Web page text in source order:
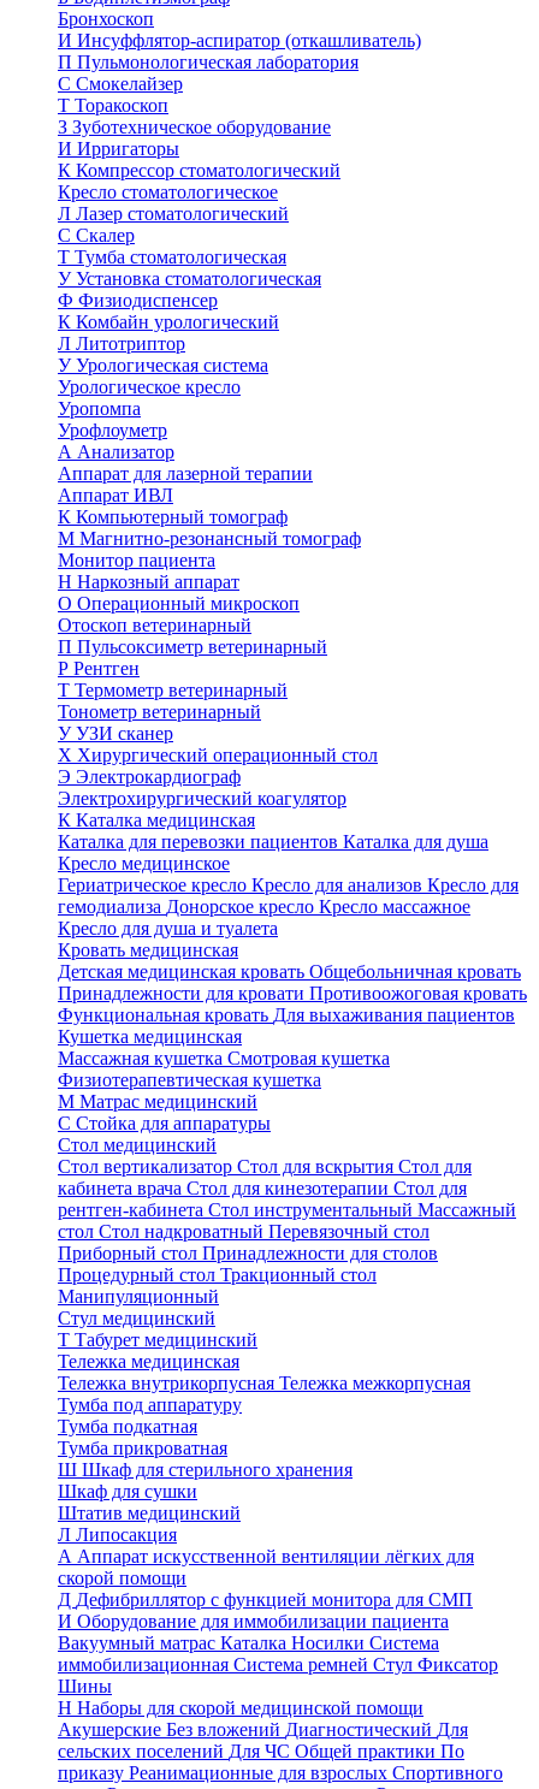
Бронхоскоп
И Инсуффлятор-аспиратор (откашливатель)
П Пульмонологическая лаборатория
С Смокелайзер
Т Торакоскоп
З Зуботехническое оборудование
И Ирригаторы
К Компрессор стоматологический
Кресло стоматологическое
Л Лазер стоматологический
С Скалер
Т Тумба стоматологическая
УУстановка стоматологическая
Ф Физиодиспенсер
К Комбайн урологический
Л Литотриптор
УУрологическая система
Урологическое кресло
Уропомпа
Урофлоуметр
А Анализатор
Аппарат для лазерной терапии
Аппарат ИВЛ
К Компьютерный томограф
М Магнитно-резонансный томограф
Монитор пациента
Н Наркозный аппарат
О Операционный микроскоп
Отоскоп ветеринарный
П Пульсоксиметр ветеринарный
Р Рентген
Т Термометр ветеринарный
Тонометр ветеринарный
УУЗИ сканер
Х Хирургический операционный стол
Э Электрокардиограф
Электрохирургический коагулятор
К Каталка медицинская
Каталка для перевозки пациентов Каталка для душа
Кресло медицинское
Гериатрическое кресло Кресло для анализов Кресло для
гемодиализа Донорское кресло Кресло массажное
Кресло для душа и туалета
Кровать медицинская
Детская медицинская кровать Общебольничная кровать
Принадлежности для кровати Противоожоговая кровать
Функциональная кровать Для выхаживания пациентов
Кушетка медицинская
Массажная кушетка Смотровая кушетка
Физиотерапевтическая кушетка
М Матрас медицинский
С Стойка для аппаратуры
Стол медицинский
Стол вертикализатор Стол для вскрытия Стол для
кабинета врача Стол для кинезотерапии Стол для
рентген-кабинета Стол инструментальный Массажный
стол Стол надкроватный Перевязочный стол
Приборный стол Принадлежности для столов
Процедурный стол Тракционный стол
Манипуляционный
Стул медицинский
Т Табурет медицинский
Тележка медицинская
Тележка внутрикорпусная Тележка межкорпусная
Тумба под аппаратуру
Тумба подкатная
Тумба прикроватная
Ш Шкаф для стерильного хранения
Шкаф для сушки
Штатив медицинский
Л Липосакция
А Аппарат искусственной вентиляции лёгких для
скорой помощи
Д Дефибриллятор с функцией монитора для СМП
И Оборудование для иммобилизации пациента
Вакуумный матрас Каталка Носилки Система
иммобилизационная Система ремней Стул Фиксатор
Шины
Н Наборы для скорой медицинской помощи
Акушерские Без вложений Диагностический Для
сельских поселений Для ЧС Общей практики По
приказу Реанимационные для взрослых Спортивного